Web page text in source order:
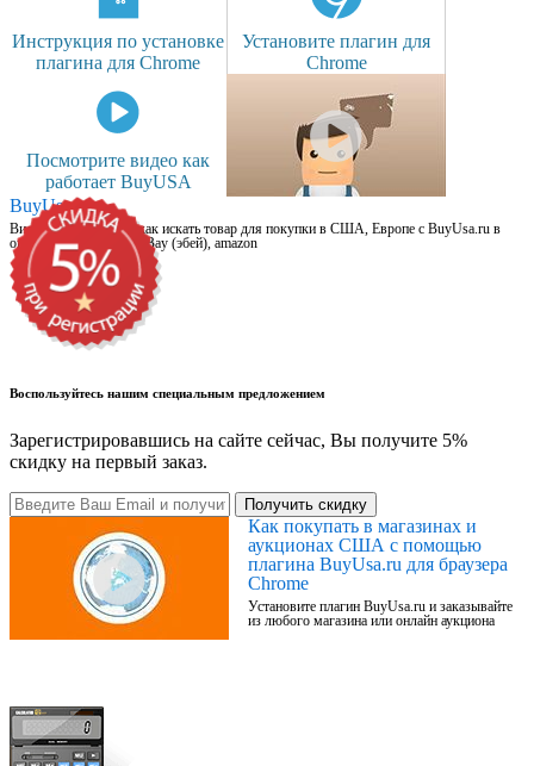
Инструкция по установке
плагина для Chrome
Установите плагин для
Chrome
Посмотрите видео как
работает BuyUSA
BuyUsa.ru
Видео для новичков: как искать товар для покупки в США, Европе с BuyUsa.ru в
онлайн магазинах, на eBay (эбей), amazon
Воспользуйтесь нашим специальным предложением
Зарегистрировавшись на сайте сейчас, Вы получите 5%
скидку на первый заказ.
Получить скидку
Как покупать в магазинах и
аукционах США с помощью
плагина BuyUsa.ru для браузера
Chrome
Установите плагин BuyUsa.ru и заказывайте
из любого магазина или онлайн аукциона